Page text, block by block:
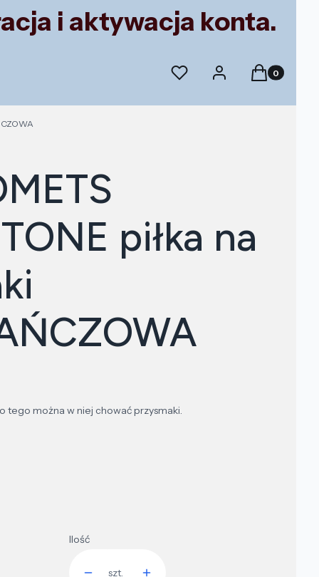
i aktywacja konta.
Ulubione Zaloguj sięProdukty w
Koszyk
piłka na
tego można w niej chować przysmaki.
Ilość
szt.